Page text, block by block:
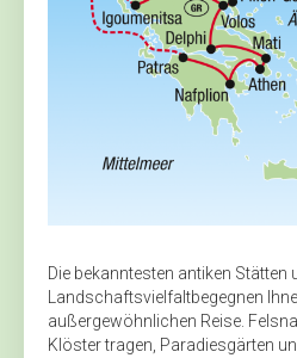
Die bekanntesten antiken Stätten
Landschaftsvielfaltbegegnen
außergewöhnlichen Reise.
Klöster tragen, Paradiesgärten